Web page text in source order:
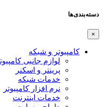
دسته‌بندی‌ها
×
کامپیوتر و شبکه
لوازم جانبی
پرینتر و اسکنر
خدمات شبکه
نرم افزار کامپیوتر
خدمات اینترنت